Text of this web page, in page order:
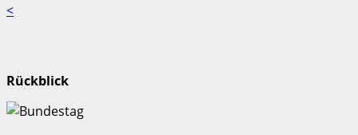
<
Rückblick